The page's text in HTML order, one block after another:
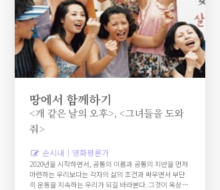
땅에서 함께하기
<개 같은 날의 오후>, <그녀들을 도와
줘>
손시내｜영화평론가
2020년을 시작하면서, 공통의 이름과 공통의 지반을 먼저
마련하는 우리보다는 각자의 삶의 조건과 싸우면서 부단
히 운동을 지속하는 우리가 되길 바라본다. 그것이 옥상에